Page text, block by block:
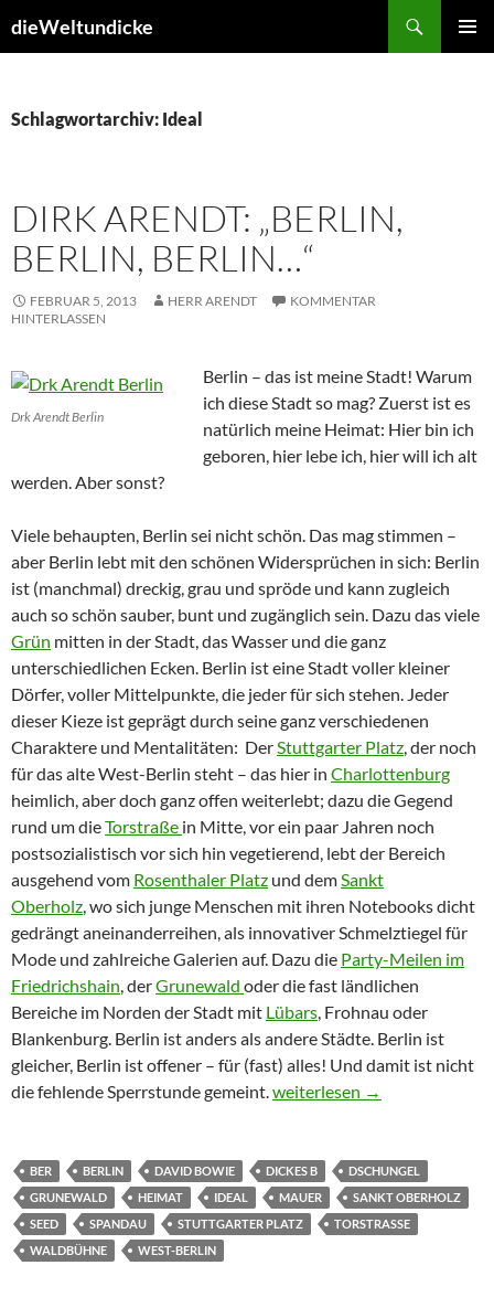
Inhalt
dieWeltundicke
Schlagwortarchiv: Ideal
DIRK ARENDT: „BERLIN,
BERLIN, BERLIN…“
FEBRUAR 5, 2013 HERR ARENDT
KOMMENTAR
HINTERLASSEN
Drk Arendt Berlin
Berlin – das ist meine Stadt! Warum
ich diese Stadt so mag? Zuerst ist es
natürlich meine Heimat: Hier bin ich
geboren, hier lebe ich, hier will ich alt
werden. Aber sonst?
Viele behaupten, Berlin sei nicht schön. Das mag stimmen –
aber Berlin lebt mit den schönen Widersprüchen in sich: Berlin
ist (manchmal) dreckig, grau und spröde und kann zugleich
auch so schön sauber, bunt und zugänglich sein. Dazu das viele
Grün mitten in der Stadt, das Wasser und die ganz
unterschiedlichen Ecken. Berlin ist eine Stadt voller kleiner
Dörfer, voller Mittelpunkte, die jeder für sich stehen. Jeder
dieser Kieze ist geprägt durch seine ganz verschiedenen
Charaktere und Mentalitäten: DerStuttgarter Platz, der noch
für das alte West-Berlin steht – das hier in Charlottenburg
heimlich, aber doch ganz offen weiterlebt; dazu die Gegend
rund um dieTorstraße in Mitte, vor ein paar Jahren noch
postsozialistisch vor sich hin vegetierend, lebt der Bereich
ausgehend vom Rosenthaler Platz und demSankt
Oberholz, wo sich junge Menschen mit ihren Notebooks dicht
gedrängt aneinanderreihen, als innovativer Schmelztiegel für
Mode und zahlreiche Galerien auf. Dazu die Party-Meilen im
Friedrichshain, derGrunewald oder die fast ländlichen
Bereiche im Norden der Stadt mit Lübars, Frohnau oder
Blankenburg. Berlin ist anders als andere Städte. Berlin ist
gleicher, Berlin ist offener – für (fast) alles! Und damit ist nicht
die fehlende Sperrstunde gemeint.Dirk Arendt: „Berlin, Berlin,
weiterlesen →
BER BERLIN DAVID BOWIE DICKES B
DSCHUNGEL
GRUNEWALD
HEIMAT IDEAL MAUER
SANKT OBERHOLZ
SEED
SPANDAU STUTTGARTER PLATZ
TORSTRASSE
WALDBÜHNE
WEST-BERLIN